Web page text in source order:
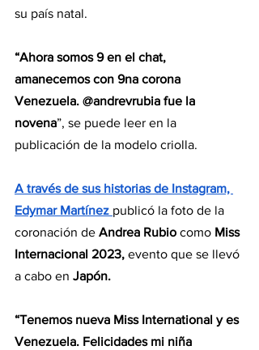
su país natal.
“Ahora somos 9 en el chat,
amanecemos con 9na corona
Venezuela. @andrevrubia fue la
novena”, se puede leer en la
publicación de la modelo criolla.
A través de sus historias de Instagram,
Edymar Martínez publicó la foto de la
coronación de Andrea Rubio como Miss
Internacional 2023, evento que se llevó
a cabo en Japón.
“Tenemos nueva Miss International y es
Venezuela. Felicidades mi niña